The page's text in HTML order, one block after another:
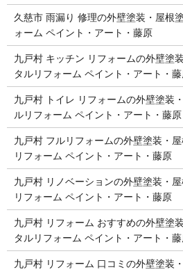
久慈市 雨漏り 修理の外壁塗装・屋根
ォーム ペイント・アート・藤原
九戸村 キッチン リフォームの外壁塗
タルリフォーム ペイント・アート・
九戸村 トイレ リフォームの外壁塗装
ルリフォーム ペイント・アート・藤原
九戸村 フルリフォームの外壁塗装・
リフォーム ペイント・アート・藤原
九戸村 リノベーションの外壁塗装・
リフォーム ペイント・アート・藤原
九戸村 リフォーム おすすめの外壁塗
タルリフォーム ペイント・アート・
九戸村 リフォーム 口コミの外壁塗装